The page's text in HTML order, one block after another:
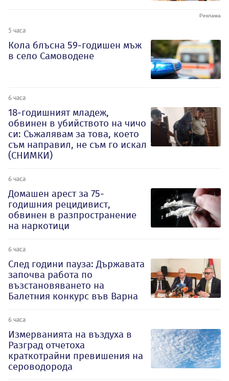
5 часа
Кола блъсна 59-годишен мъж
в село Самоводене
6 часа
18-годишният младеж,
обвинен в убийството на чичо
си: Съжалявам за това, което
съм направил, не съм го искал
(СНИМКИ)
6 часа
Домашен арест за 75-
годишния рецидивист,
обвинен в разпространение
на наркотици
6 часа
След години пауза: Държавата
започва работа по
възстановяването на
Балетния конкурс във Варна
6 часа
Измерванията на въздуха в
Разград отчетоха
краткотрайни превишения на
сероводорода